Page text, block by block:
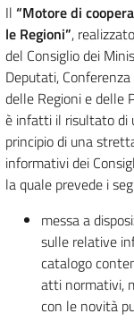
Il “Motore di
le Regioni”,
del Consiglio dei
Deputati,
delle Regioni e delle
è infatti il risultato di
principio di una
informativi dei
la quale prevede i
messa a
sulle relative
catalogo
atti normativi,
con le novità